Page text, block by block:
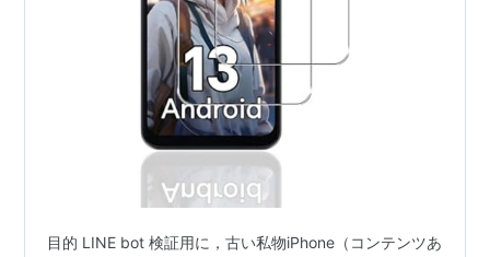
目的 LINE bot 検証用に，古い私物iPhone（コンテンツあ